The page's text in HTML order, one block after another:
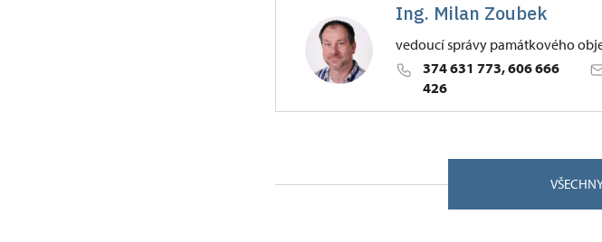
Ing. Milan Zoubek
vedoucí správy památkového
374 631 773, 606 666
426
Pozorka 1/, Kladruby u Stříbra 34961